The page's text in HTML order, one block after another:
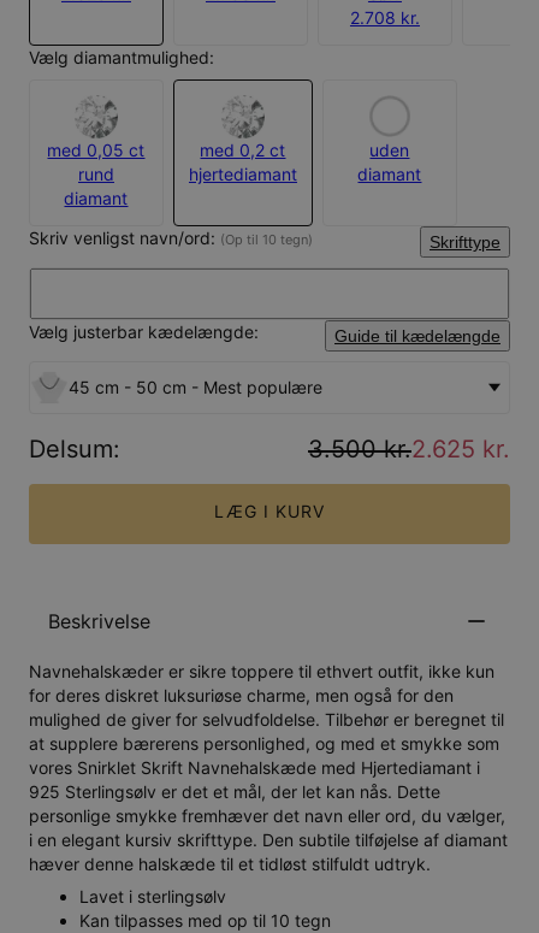
2.708 kr.
Vælg diamantmulighed:
med 0,05 ct
rund
diamant
med 0,2 ct
hjertediamant
uden
diamant
Skriv venligst navn/ord: (Op til 10 tegn) Skrifttype
Vælg justerbar kædelængde: Guide til kædelængde
45 cm - 50 cm - Mest populære
Delsum: 3.500 kr.2.625 kr.
LÆG I KURV
Beskrivelse
Navnehalskæder er sikre toppere til ethvert outfit, ikke kun
for deres diskret luksuriøse charme, men også for den
mulighed de giver for selvudfoldelse. Tilbehør er beregnet til
at supplere bærerens personlighed, og med et smykke som
vores Snirklet Skrift Navnehalskæde med Hjertediamant i
925 Sterlingsølv er det et mål, der let kan nås. Dette
personlige smykke fremhæver det navn eller ord, du vælger,
i en elegant kursiv skrifttype. Den subtile tilføjelse af diamant
hæver denne halskæde til et tidløst stilfuldt udtryk.
Lavet i sterlingsølv
Kan tilpasses med op til 10 tegn